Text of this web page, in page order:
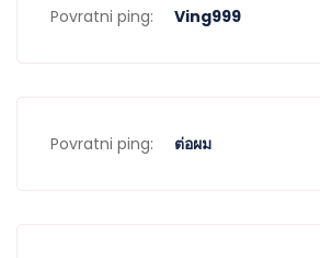
Povratni ping: Ving999
Povratni ping: ต่อผม